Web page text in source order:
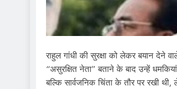
राहुल गांधी की सुरक्षा को लेकर बयान देने
“असुरक्षित नेता” बताने के बाद उन्हें
बल्कि सार्वजनिक चिंता के तौर पर रखी